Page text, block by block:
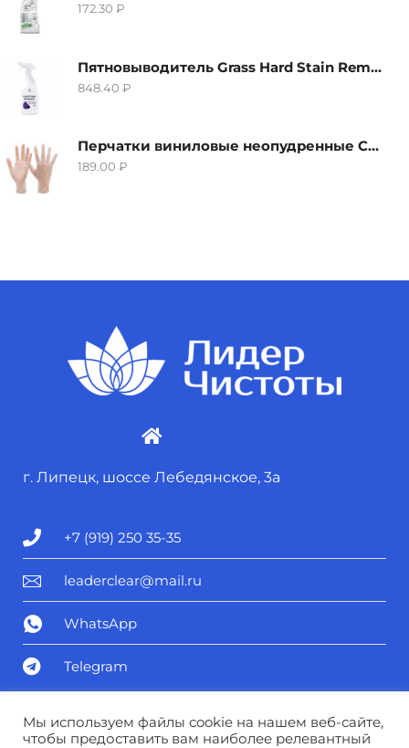
172.30 ₽
Пятновыводитель Grass Hard Stain Remover, 600мл
848.40 ₽
Перчатки виниловые неопудренные CTP-BS, размер S
189.00 ₽
г. Липецк, шоссе Лебедянское, 3а
+7 (919) 250 35-35
leaderclear@mail.ru
WhatsApp
Telegram
Политика конфиденциальности
Мы используем файлы cookie на нашем веб-сайте,
чтобы предоставить вам наиболее релевантный